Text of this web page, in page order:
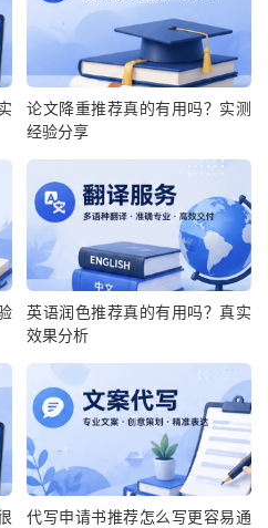
论文降重推荐真的有用吗？实测
经验分享
英语润色推荐真的有用吗？真实
效果分析
代写申请书推荐怎么写更容易通